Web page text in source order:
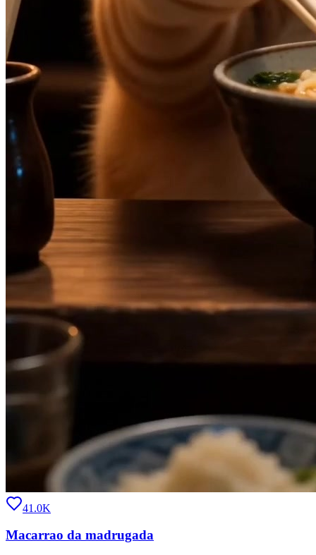
41.0K
Macarrao da madrugada